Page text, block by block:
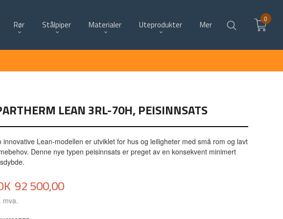
Rør Stålpiper Materialer Uteprodukter Mer
0
LEAN 3RL-70H, PEISINNSATS
innovative Lean-modellen er utviklet for hus og leiligheter med små rom og lavt
Denne nye typen peisinnsats er preget av en konsekvent minimert
92 500,00
mva.